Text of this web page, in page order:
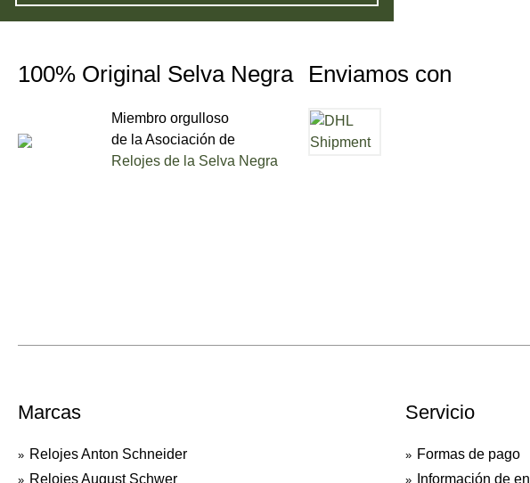
100% Original Selva Negra
Miembro orgulloso
de la Asociación de
Relojes de la Selva Negra
Enviamos con
Marcas
Relojes Anton Schneider
Relojes August Schwer
Servicio
Formas de pago
Información de